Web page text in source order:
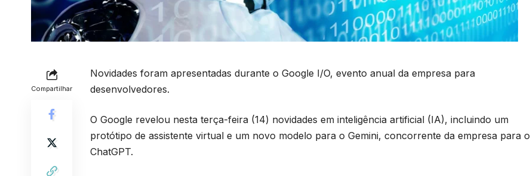
Compartilhar
Novidades foram apresentadas durante o Google I/O, evento anual da empresa para
desenvolvedores.
O Google revelou nesta terça-feira (14) novidades em inteligência artificial (IA), incluindo um
protótipo de assistente virtual e um novo modelo para o Gemini, concorrente da empresa para o
ChatGPT.